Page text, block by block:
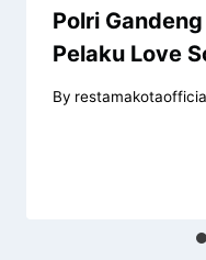
Polri
Pelaku Love
By